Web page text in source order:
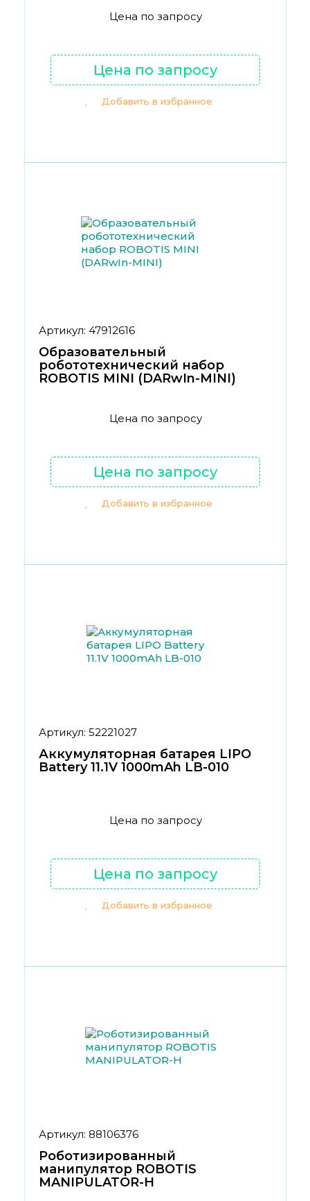
Цена по запросу
Цена по запросу
Добавить в избранное
Артикул: 47912616
Образовательный
робототехнический набор
ROBOTIS MINI (DARwIn-MINI)
Цена по запросу
Цена по запросу
Добавить в избранное
Артикул: 52221027
Аккумуляторная батарея LIPO
Battery 11.1V 1000mAh LB-010
Цена по запросу
Цена по запросу
Добавить в избранное
Артикул: 88106376
Роботизированный
манипулятор ROBOTIS
MANIPULATOR-H